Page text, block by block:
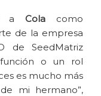
a Cola como
de la empresa
de SeedMatriz
o un rol
es mucho más
mi hermano”,